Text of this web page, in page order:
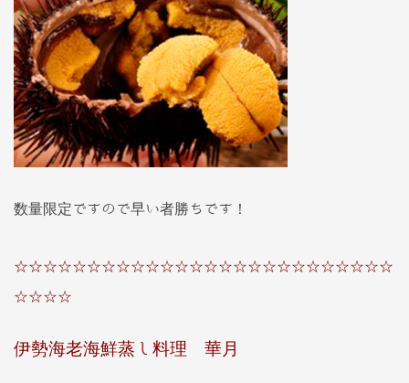
数量限定ですので早い者勝ちです！
☆☆☆☆☆☆☆☆☆☆☆☆☆☆☆☆☆☆☆☆☆☆☆☆☆☆
☆☆☆☆
伊勢海老海鮮蒸し料理 華月